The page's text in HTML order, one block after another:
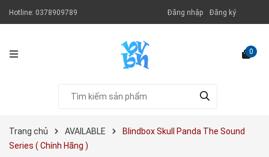
Hotline: 0378909789 Đăng nhập Đăng ký
0
Trang chủ AVAILABLE
Blindbox Skull Panda The Sound
Series ( Chính Hãng )